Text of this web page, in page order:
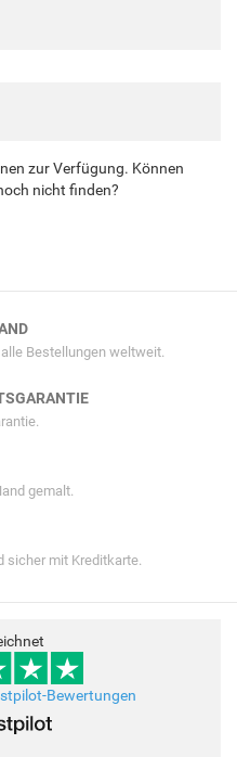
zur Verfügung. Können
nicht finden?
Bestellungen weltweit.
gemalt.
sicher mit Kreditkarte.
Bewertungen